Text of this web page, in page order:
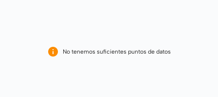
No tenemos suficientes puntos de datos